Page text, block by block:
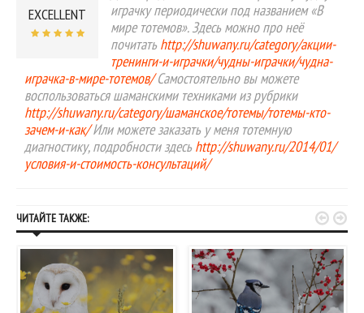
EXCELLENT
играчку периодически под названием «В
мире тотемов». Здесь можно про неё
почитать http://shuwany.ru/category/акции-
тренинги-и-играчки/чудны-играчки/чудна-
играчка-в-мире-тотемов/Самостоятельно вы можете
воспользоваться шаманскими техниками из рубрики
http://shuwany.ru/category/шаманское/тотемы/тотемы-кто-
зачем-и-как/Или можете заказать у меня тотемную
диагностику, подробности здесь http://shuwany.ru/2014/01/
условия-и-стоимость-консультаций/
ЧИТАЙТЕ ТАКЖЕ:  